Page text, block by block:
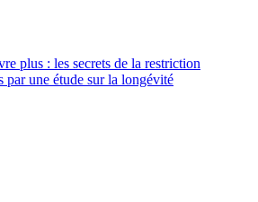
plus : les secrets de la restriction
par une étude sur la longévité